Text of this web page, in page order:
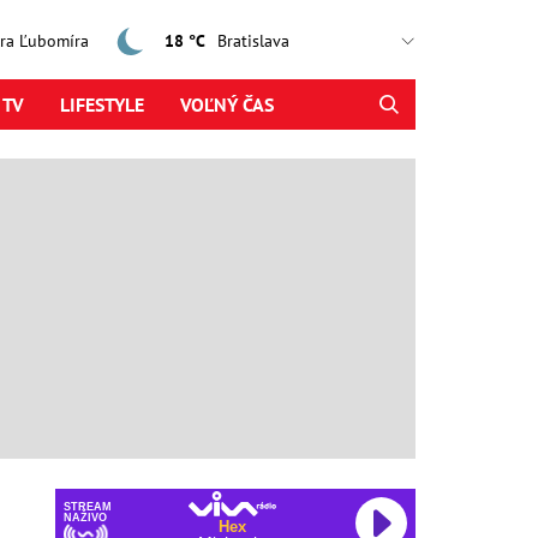
Ľubomíra 18 °C
LIFESTYLE VOĽNÝ ČAS
STREAM
NAŽIVO
Hex